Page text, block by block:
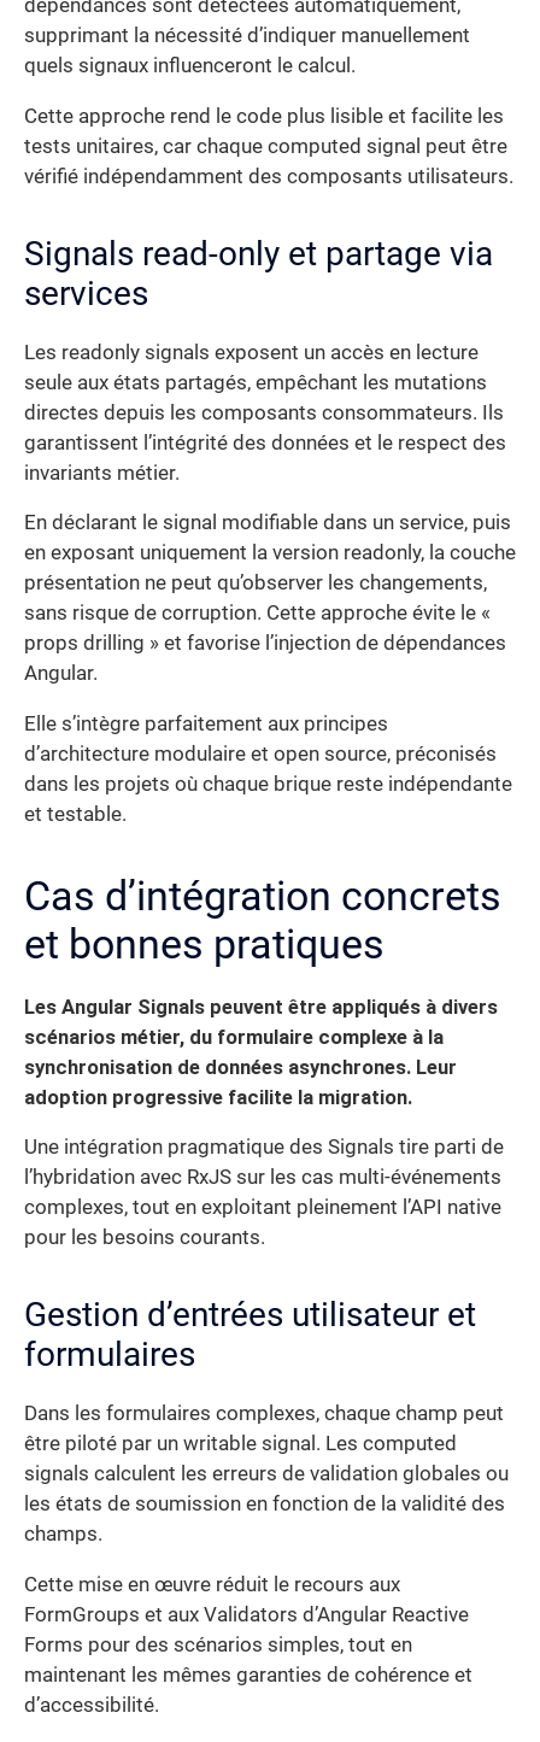
dépendances sont détectées automatiquement,
supprimant la nécessité d’indiquer manuellement
quels signaux influenceront le calcul.
Cette approche rend le code plus lisible et facilite les
tests unitaires, car chaque computed signal peut être
vérifié indépendamment des composants utilisateurs.
Signals read-only et partage via
services
Les readonly signals exposent un accès en lecture
seule aux états partagés, empêchant les mutations
directes depuis les composants consommateurs. Ils
garantissent l’intégrité des données et le respect des
invariants métier.
En déclarant le signal modifiable dans un service, puis
en exposant uniquement la version readonly, la couche
présentation ne peut qu’observer les changements,
sans risque de corruption. Cette approche évite le «
props drilling » et favorise l’injection de dépendances
Angular.
Elle s’intègre parfaitement aux principes
d’architecture modulaire et open source, préconisés
dans les projets où chaque brique reste indépendante
et testable.
Cas d’intégration concrets
et bonnes pratiques
Les Angular Signals peuvent être appliqués à divers
scénarios métier, du formulaire complexe à la
synchronisation de données asynchrones. Leur
adoption progressive facilite la migration.
Une intégration pragmatique des Signals tire parti de
l’hybridation avec RxJS sur les cas multi-événements
complexes, tout en exploitant pleinement l’API native
pour les besoins courants.
Gestion d’entrées utilisateur et
formulaires
Dans les formulaires complexes, chaque champ peut
être piloté par un writable signal. Les computed
signals calculent les erreurs de validation globales ou
les états de soumission en fonction de la validité des
champs.
Cette mise en œuvre réduit le recours aux
FormGroups et aux Validators d’Angular Reactive
Forms pour des scénarios simples, tout en
maintenant les mêmes garanties de cohérence et
d’accessibilité.